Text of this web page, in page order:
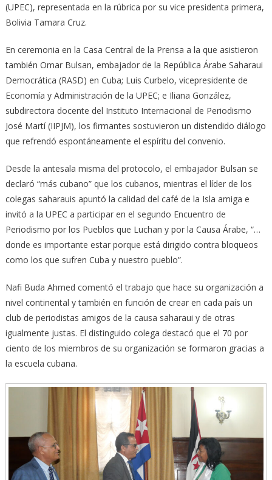
(UPEC), representada en la rúbrica por su vice presidenta primera,
Bolivia Tamara Cruz.
En ceremonia en la Casa Central de la Prensa a la que asistieron
también Omar Bulsan, embajador de la República Árabe Saharaui
Democrática (RASD) en Cuba; Luis Curbelo, vicepresidente de
Economía y Administración de la UPEC; e Iliana González,
subdirectora docente del Instituto Internacional de Periodismo
José Martí (IIPJM), los firmantes sostuvieron un distendido diálogo
que refrendó espontáneamente el espíritu del convenio.
Desde la antesala misma del protocolo, el embajador Bulsan se
declaró “más cubano” que los cubanos, mientras el líder de los
colegas saharauis apuntó la calidad del café de la Isla amiga e
invitó a la UPEC a participar en el segundo Encuentro de
Periodismo por los Pueblos que Luchan y por la Causa Árabe, “…
donde es importante estar porque está dirigido contra bloqueos
como los que sufren Cuba y nuestro pueblo”.
Nafi Buda Ahmed comentó el trabajo que hace su organización a
nivel continental y también en función de crear en cada país un
club de periodistas amigos de la causa saharaui y de otras
igualmente justas. El distinguido colega destacó que el 70 por
ciento de los miembros de su organización se formaron gracias a
la escuela cubana.